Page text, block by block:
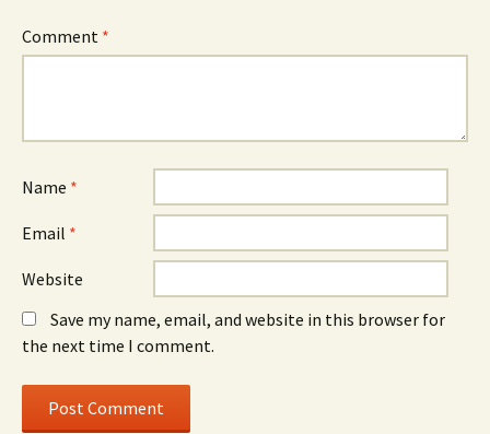
Comment *
Name *
Email *
Website
Save my name, email, and website in this browser for
the next time I comment.